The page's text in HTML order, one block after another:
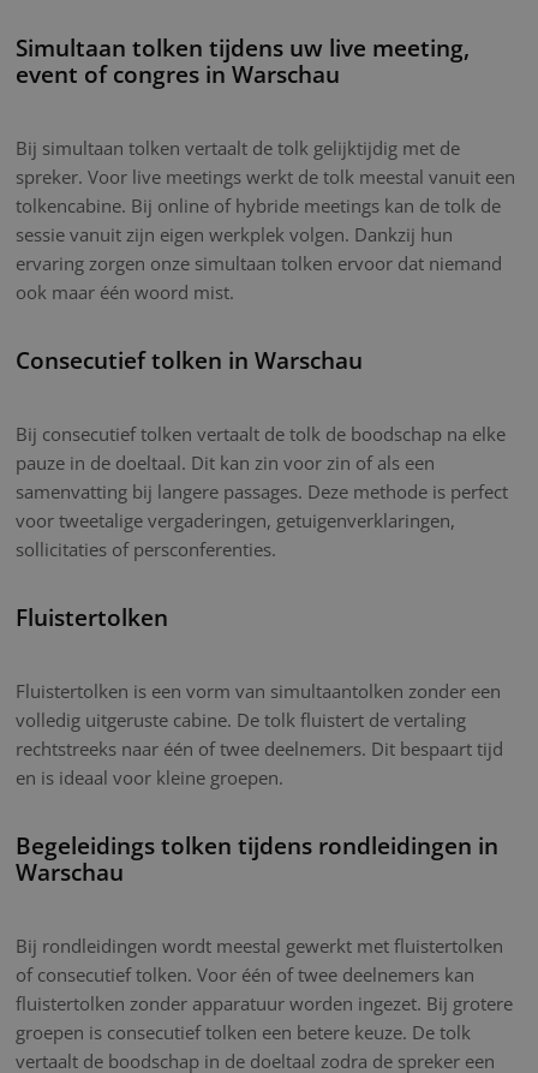
Simultaan tolken tijdens uw live meeting,
event of congres in Warschau
Bij simultaan tolken vertaalt de tolk gelijktijdig met de
spreker. Voor live meetings werkt de tolk meestal vanuit een
tolkencabine. Bij online of hybride meetings kan de tolk de
sessie vanuit zijn eigen werkplek volgen. Dankzij hun
ervaring zorgen onze simultaan tolken ervoor dat niemand
ook maar één woord mist.
Consecutief tolken in Warschau
Bij consecutief tolken vertaalt de tolk de boodschap na elke
pauze in de doeltaal. Dit kan zin voor zin of als een
samenvatting bij langere passages. Deze methode is perfect
voor tweetalige vergaderingen, getuigenverklaringen,
sollicitaties of persconferenties.
Fluistertolken
Fluistertolken is een vorm van simultaantolken zonder een
volledig uitgeruste cabine. De tolk fluistert de vertaling
rechtstreeks naar één of twee deelnemers. Dit bespaart tijd
en is ideaal voor kleine groepen.
Begeleidings tolken tijdens rondleidingen in
Warschau
Bij rondleidingen wordt meestal gewerkt met fluistertolken
of consecutief tolken. Voor één of twee deelnemers kan
fluistertolken zonder apparatuur worden ingezet. Bij grotere
groepen is consecutief tolken een betere keuze. De tolk
vertaalt de boodschap in de doeltaal zodra de spreker een